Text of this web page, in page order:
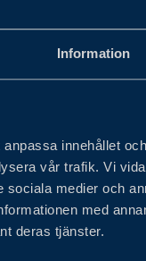
Information
innehållet
vår trafik. Vi
sociala medier och
med
deras tjänster.
att nå globala
nya och befintliga